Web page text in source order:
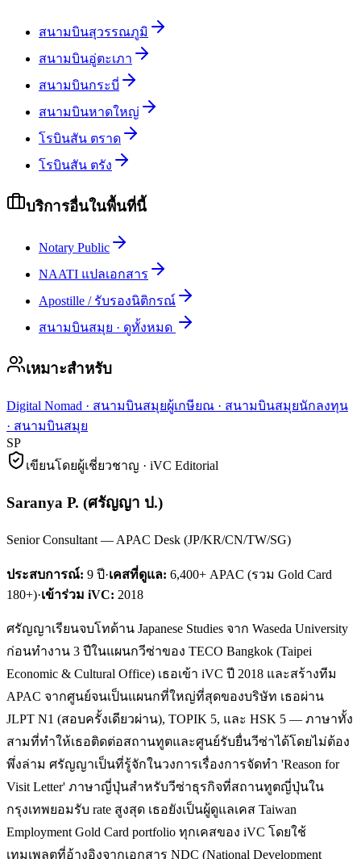
สนามบินสุวรรณภูมิ
สนามบินอู่ตะเภา
สนามบินกระบี่
สนามบินหาดใหญ่
โรบินสัน ตราด
โรบินสัน ตรัง
บริการอื่นในพื้นที่นี้
Notary Public
NAATI แปลเอกสาร
Apostille / รับรองนิติกรณ์
สนามบินสมุย · ดูทั้งหมด
เหมาะสำหรับ
Digital Nomad · สนามบินสมุยผู้เกษียณ · สนามบินสมุยนักลงทุน
· สนามบินสมุย
SP
เขียนโดยผู้เชี่ยวชาญ · iVC Editorial
Saranya P. (ศรัญญา ป.)
Senior Consultant — APAC Desk (JP/KR/CN/TW/SG)
ประสบการณ์: 9 ปี·เคสที่ดูแล: 6,400+ APAC (รวม Gold Card
180+)·เข้าร่วม iVC: 2018
ศรัญญาเรียนจบโทด้าน Japanese Studies จาก Waseda University
ก่อนทำงาน 3 ปีในแผนกวีซ่าของ TECO Bangkok (Taipei
Economic & Cultural Office) เธอเข้า iVC ปี 2018 และสร้างทีม
APAC จากศูนย์จนเป็นแผนกที่ใหญ่ที่สุดของบริษัท เธอผ่าน
JLPT N1 (สอบครั้งเดียวผ่าน), TOPIK 5, และ HSK 5 — ภาษาทั้ง
สามที่ทำให้เธอติดต่อสถานทูตและศูนย์รับยื่นวีซ่าได้โดยไม่ต้อง
พึ่งล่าม ศรัญญาเป็นที่รู้จักในวงการเรื่องการจัดทำ 'Reason for
Visit Letter' ภาษาญี่ปุ่นสำหรับวีซ่าธุรกิจที่สถานทูตญี่ปุ่นใน
กรุงเทพยอมรับ rate สูงสุด เธอยังเป็นผู้ดูแลเคส Taiwan
Employment Gold Card portfolio ทุกเคสของ iVC โดยใช้
เทมเพลตที่อ้างอิงจากเอกสาร NDC (National Development